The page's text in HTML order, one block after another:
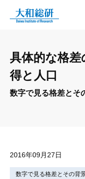
具体的な格
得と人口
数字で見る格差と
2016年09月27日
数字で見る格差とその背